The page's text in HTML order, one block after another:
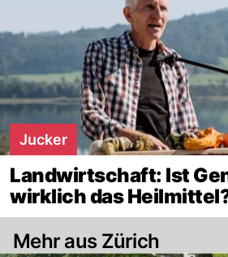
Jucker
Landwirtschaft: Ist
wirklich das
Mehr aus Zürich